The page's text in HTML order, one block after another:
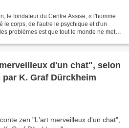
le fondateur du Centre Assise, « l'homme
le corps, de l'autre le psychique et d'un
problèmes est que tout le monde ne met
d'un chat", selon
K. Graf Dürckheim